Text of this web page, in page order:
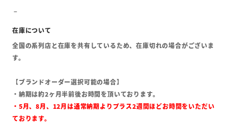
全国の系列店と在庫を共有しているため、在庫切れの場合がございま
す。
【ブランドオーダー選択可能の場合】
・納期は約2ヶ月半前後お時間を頂いております。
・5月、8月、12月は通常納期よりプラス2週間ほどお時間をいただい
ております。